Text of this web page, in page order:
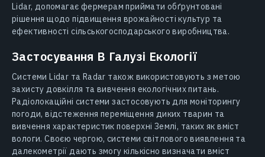
Lidar, допомагає фермерам приймати обґрунтовані
рішення щодо підвищення врожайності культур та
ефективності сільськогосподарського виробництва.
Застосування В Галузі Екології
Системи Lidar та Radar також використовують з метою
захисту довкілля та вивчення екологічних питань.
Радіолокаційні системи застосовують для моніторингу
погоди, відстеження переміщення диких тварин та
вивчення характеристик поверхні Землі, таких як вміст
вологи. Своєю чергою, системи світлового виявлення та
далекометрії дають змогу кількісно визначати вміст